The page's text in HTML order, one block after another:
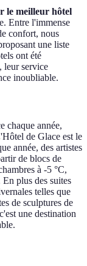
le meilleur hôtel
Entre l'immense
confort, nous
une liste
ont été
leur service
inoubliable.
chaque année,
de Glace est le
année, des artistes
de blocs de
à -5 °C,
En plus des suites
telles que
de sculptures de
une destination